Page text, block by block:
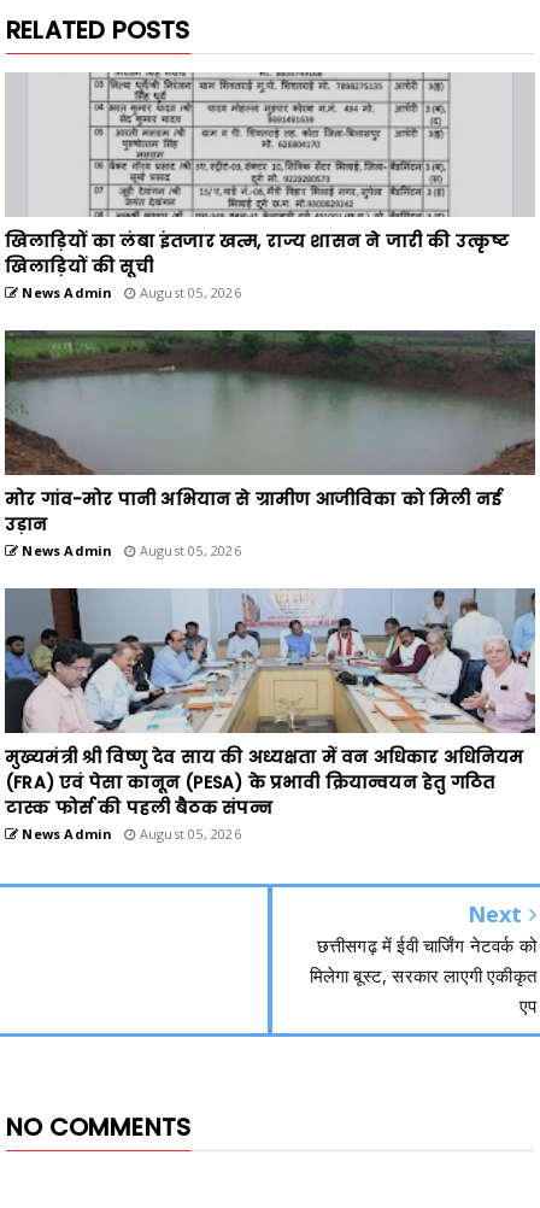
RELATED POSTS
खिलाड़ियों का लंबा इंतजार खत्म, राज्य शासन ने जारी की उत्कृष्ट
खिलाड़ियों की सूची
News Admin August 05, 2026
मोर गांव-मोर पानी अभियान से ग्रामीण आजीविका को मिली नई
उड़ान
News Admin August 05, 2026
मुख्यमंत्री श्री विष्णु देव साय की अध्यक्षता में वन अधिकार अधिनियम
(FRA) एवं पेसा कानून (PESA) के प्रभावी क्रियान्वयन हेतु गठित
टास्क फोर्स की पहली बैठक संपन्न
News Admin August 05, 2026
Next
छत्तीसगढ़ में ईवी चार्जिंग नेटवर्क को
मिलेगा बूस्ट, सरकार लाएगी एकीकृत
एप
NO COMMENTS